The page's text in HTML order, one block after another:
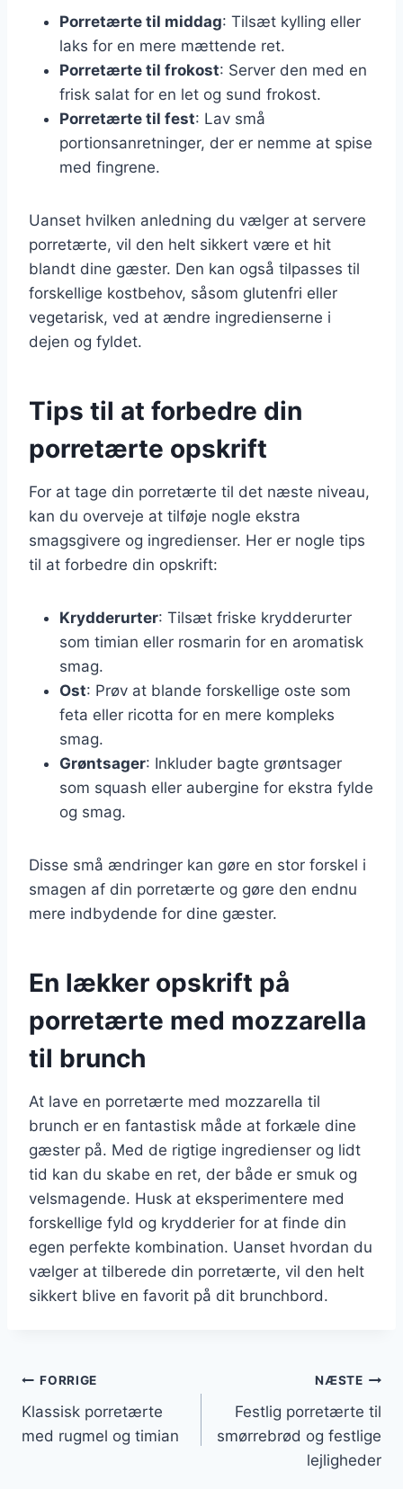
Porretærte til middag: Tilsæt kylling eller
laks for en mere mættende ret.
Porretærte til frokost: Server den med en
frisk salat for en let og sund frokost.
Porretærte til fest: Lav små
portionsanretninger, der er nemme at spise
med fingrene.
Uanset hvilken anledning du vælger at servere
porretærte, vil den helt sikkert være et hit
blandt dine gæster. Den kan også tilpasses til
forskellige kostbehov, såsom glutenfri eller
vegetarisk, ved at ændre ingredienserne i
dejen og fyldet.
Tips til at forbedre din
porretærte opskrift
For at tage din porretærte til det næste niveau,
kan du overveje at tilføje nogle ekstra
smagsgivere og ingredienser. Her er nogle tips
til at forbedre din opskrift:
Krydderurter: Tilsæt friske krydderurter
som timian eller rosmarin for en aromatisk
smag.
Ost: Prøv at blande forskellige oste som
feta eller ricotta for en mere kompleks
smag.
Grøntsager: Inkluder bagte grøntsager
som squash eller aubergine for ekstra fylde
og smag.
Disse små ændringer kan gøre en stor forskel i
smagen af din porretærte og gøre den endnu
mere indbydende for dine gæster.
En lækker opskrift på
porretærte med mozzarella
til brunch
At lave en porretærte med mozzarella til
brunch er en fantastisk måde at forkæle dine
gæster på. Med de rigtige ingredienser og lidt
tid kan du skabe en ret, der både er smuk og
velsmagende. Husk at eksperimentere med
forskellige fyld og krydderier for at finde din
egen perfekte kombination. Uanset hvordan du
vælger at tilberede din porretærte, vil den helt
sikkert blive en favorit på dit brunchbord.
Indlægsnavigation
FORRIGE
Klassisk porretærte
med rugmel og timian
NÆSTE
Festlig porretærte til
smørrebrød og festlige
lejligheder